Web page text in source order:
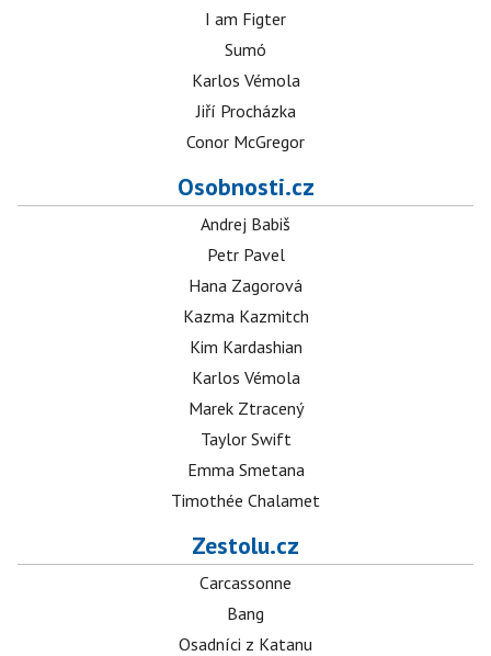
I am Figter
Sumó
Karlos Vémola
Jiří Procházka
Conor McGregor
Osobnosti.cz
Andrej Babiš
Petr Pavel
Hana Zagorová
Kazma Kazmitch
Kim Kardashian
Karlos Vémola
Marek Ztracený
Taylor Swift
Emma Smetana
Timothée Chalamet
Zestolu.cz
Carcassonne
Bang
Osadníci z Katanu